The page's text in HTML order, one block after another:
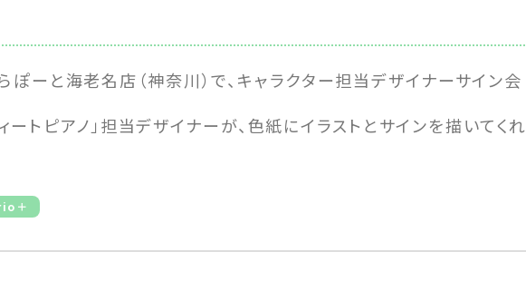
ーと海老名店（神奈川）で、キャラクター担当デザイナーサイン会
ートピアノ」担当デザイナーが、色紙にイラストとサインを描いてくれ
＋